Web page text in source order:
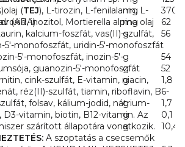
olaj (TEJ), L-tirozin, L-fenilalanin, L-
inozitol, Mortierella alpina olaj
kalcium-foszfát, vas(II)-szulfát,
5'-monofoszfát, uridin-5'-monofoszfát
5'-monofoszfát, inozin-5'-
guanozin-5'-monofoszfát
cink-szulfát, E-vitamin, niacin,
réz(II)-szulfát, tiamin, riboflavin, B6-
folsav, kálium-jodid, nátrium-
vitamin, biotin, B12-vitamin. Az
szárított állapotára vonatkozik.
A szoptatás a csecsemők
mg
3700
(ARA)
mg
62
g
56
g
54
g
52
g
1,8
g
1,7
g
0,1
g
10,4